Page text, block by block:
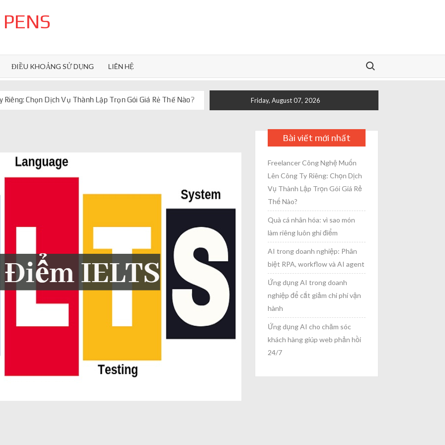
ĐIỀU KHOẢNG SỬ DỤNG LIÊN HỆ
Search for:
Chọn Dịch Vụ Thành Lập Trọn Gói Giá Rẻ Thế Nào?
và AI agent
web phản hồi 24/7
Friday, August 07, 2026
Bài viết mới nhất
Freelancer Công Nghệ Muốn
Lên Công Ty Riêng: Chọn Dịch
Vụ Thành Lập Trọn Gói Giá Rẻ
Thế Nào?
Quà cá nhân hóa: vì sao món
làm riêng luôn ghi điểm
AI trong doanh nghiệp: Phân
biệt RPA, workflow và AI agent
Ứng dụng AI trong doanh
nghiệp để cắt giảm chi phí vận
hành
Ứng dụng AI cho chăm sóc
khách hàng giúp web phản hồi
24/7